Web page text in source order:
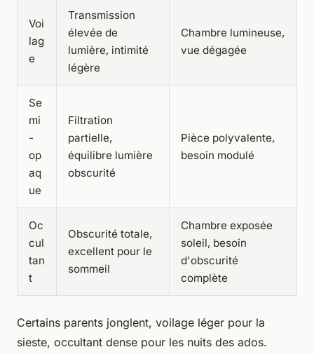
Voi
lag
e
Transmission
élevée de
lumière, intimité
légère
Chambre lumineuse,
vue dégagée
Se
mi
-
op
aq
ue
Filtration
partielle,
équilibre lumière
obscurité
Pièce polyvalente,
besoin modulé
Oc
cul
tan
t
Obscurité totale,
excellent pour le
sommeil
Chambre exposée
soleil, besoin
d'obscurité
complète
Certains parents jonglent, voilage léger pour la
sieste, occultant dense pour les nuits des ados.